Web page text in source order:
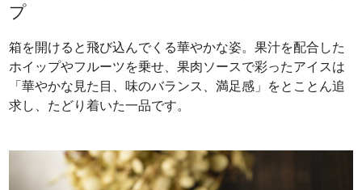
プ
箱を開けると飛び込んでくる華やかな姿。果汁を配合した
ホイップやフルーツを乗せ、果肉ソースで彩ったアイスは
「華やかな見た目、味のバランス、満足感」をとことん追
求し、たどり着いた一品です。